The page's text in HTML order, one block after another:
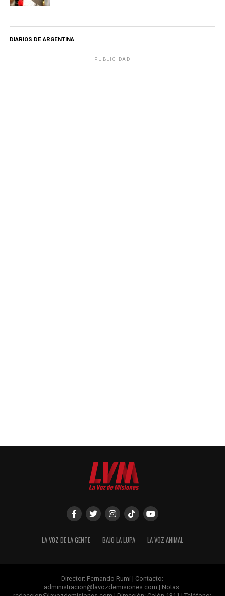
DIARIOS DE ARGENTINA
PUBLICIDAD
LA VOZ DE LA GENTE BAJO LA LUPA LA VOZ ANIMAL
Director: Fernando Rumi | Contacto:
administracion@lavozdemisiones.com | Notas: